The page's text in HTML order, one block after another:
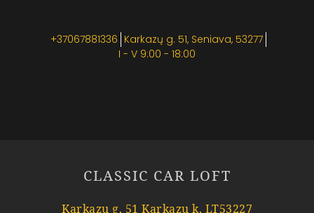
+37067881336 Karkazų g. 51, Seniava, 53277
I - V 9:00 - 18:00
CLASSIC CAR LOFT
Karkazų g. 51 Karkazų k. LT53227